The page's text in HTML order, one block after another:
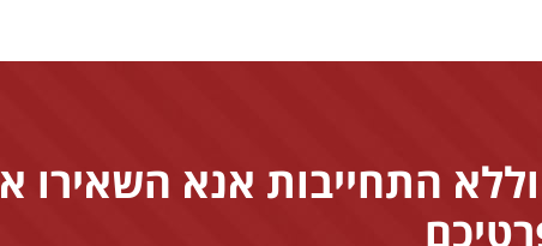
התחייבות אנא השאירו